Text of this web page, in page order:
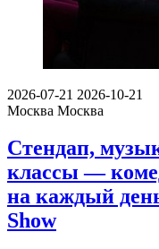
2026-07-21 2026-10-21
Москва Москва
Стендап,
классы —
на каждый
Show